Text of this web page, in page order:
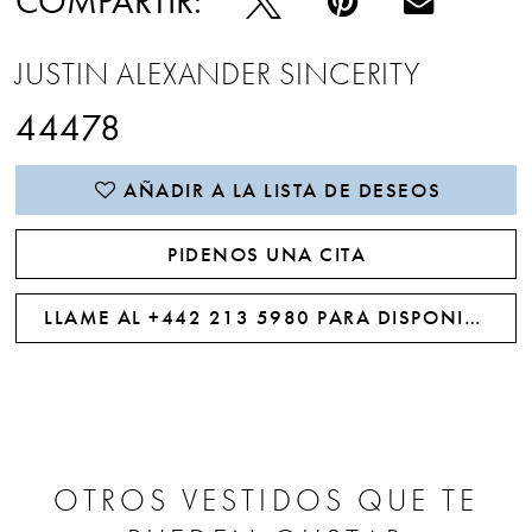
JUSTIN ALEXANDER SINCERITY
44478
AÑADIR A LA LISTA DE DESEOS
PIDENOS UNA CITA
LLAME AL +442 213 5980 PARA DISPONIBILIDAD
OTROS VESTIDOS QUE TE